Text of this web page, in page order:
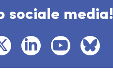
sociale media!